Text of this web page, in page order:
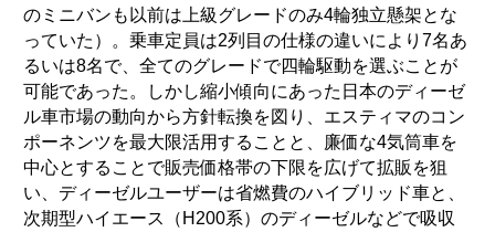
のミニバンも以前は上級グレードのみ4輪独立懸架とな
っていた）。乗車定員は2列目の仕様の違いにより7名あ
るいは8名で、全てのグレードで四輪駆動を選ぶことが
可能であった。しかし縮小傾向にあった日本のディーゼ
ル車市場の動向から方針転換を図り、エスティマのコン
ポーネンツを最大限活用することと、廉価な4気筒車を
中心とすることで販売価格帯の下限を広げて拡販を狙
い、ディーゼルユーザーは省燃費のハイブリッド車と、
次期型ハイエース（H200系）のディーゼルなどで吸収